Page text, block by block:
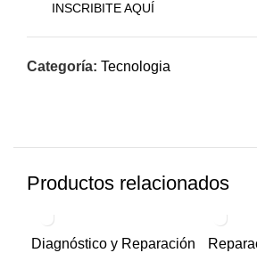
INSCRIBITE AQUÍ
Categoría: Tecnologia
Productos relacionados
Diagnóstico y Reparación